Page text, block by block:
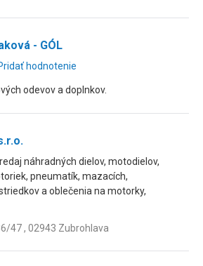
- GÓL
hodnotenie
odevov a doplnkov.
náhradných dielov, motodielov,
pneumatík, mazacích,
a oblečenia na motorky,
47 , 02943 Zubrohlava